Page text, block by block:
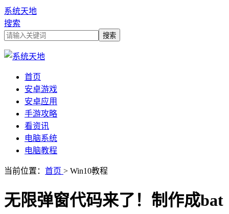
系统天地
搜索
首页
安卓游戏
安卓应用
手游攻略
看资讯
电脑系统
电脑教程
当前位置： 首页 > Win10教程
无限弹窗代码来了！制作成bat